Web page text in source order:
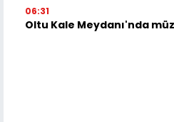
06:31
Oltu Kale Meydanı'nda